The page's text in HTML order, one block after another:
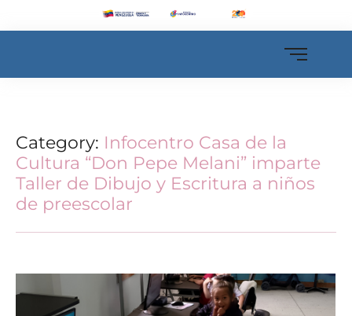
Category: Infocentro Casa de la
Cultura “Don Pepe Melani” imparte
Taller de Dibujo y Escritura a niños
de preescolar